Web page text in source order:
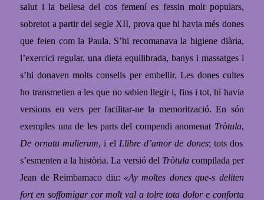
salut i la bellesa del cos femení es fessin molt populars,
sobretot a partir del segle XII, prova que hi havia més dones
que feien com la Paula. S’hi recomanava la higiene diària,
l’exercici regular, una dieta equilibrada, banys i massatges i
s’hi donaven molts consells per embellir. Les dones cultes
ho transmetien a les que no sabien llegir i, fins i tot, hi havia
versions en vers per facilitar-ne la memorització. En són
exemples una de les parts del compendi anomenat Tròtula,
De ornatu mulierum, i el Llibre d’amor de dones; tots dos
s’esmenten a la història. La versió del Tròtulacompilada per
Jean de Reimbamaco diu: «Ay moltes dones que-s deliten
fort en soffomigar cor molt val a tolre tota dolor e conforta